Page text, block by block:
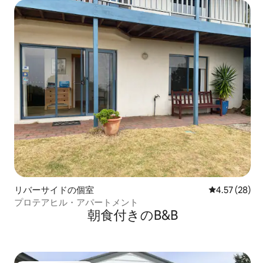
リバーサイドの個室 レビュー28
4.57 (28)
プロテアヒル・アパートメント
朝食付きのB&B